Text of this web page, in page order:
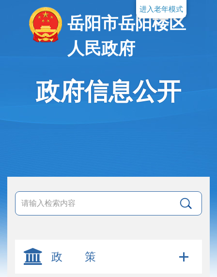
进入老年模式
岳阳市岳阳楼区
人民政府
政府信息公开
政 策